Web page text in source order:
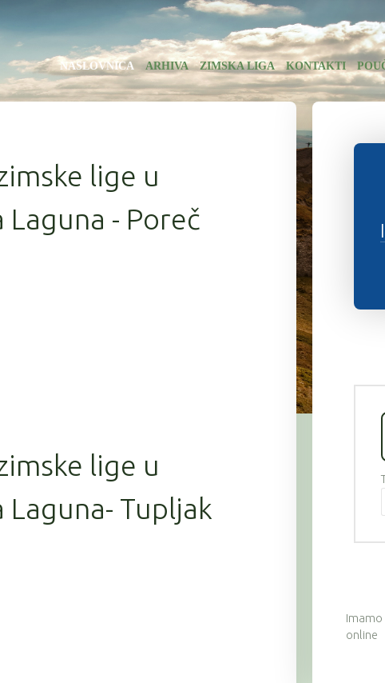
NASLOVNICA ARHIVA ZIMSKA LIGA KONTAKTI
lige u
- Poreč
lige u
Tupljak
Imamo
online